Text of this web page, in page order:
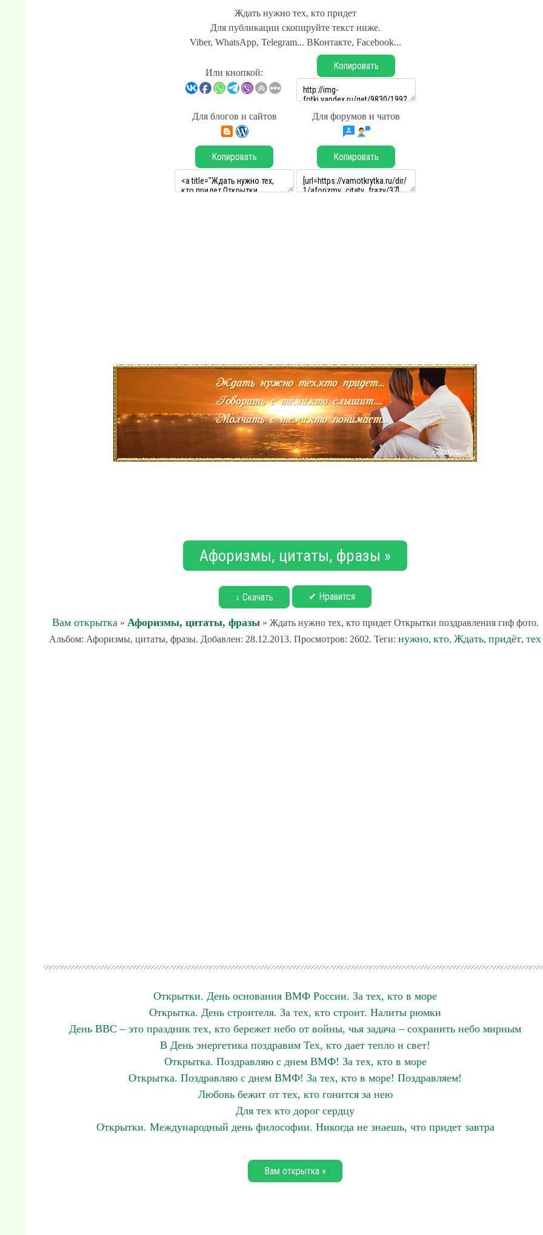
Ждать нужно тех, кто придет
Для публикации скопируйте текст ниже.
Viber, WhatsApp, Telegram... ВКонтакте, Facebook...
Или кнопкой:
Копировать
Для блогов и сайтов Для форумов и чатов
Копировать Копировать
Афоризмы, цитаты, фразы »
↓ Скачать ✔ Нравится
Вам открытка » Афоризмы, цитаты, фразы» Ждать нужно тех, кто придет Открытки поздравления гиф фото.
Альбом: Афоризмы, цитаты, фразы. Добавлен: 28.12.2013. Просмотров: 2602. Теги: нужно, кто, Ждать, придёт, тех
Открытки. День основания ВМФ России. За тех, кто в море
Открытка. День строителя. За тех, кто строит. Налиты рюмки
День ВВС – это праздник тех, кто бережет небо от войны, чья задача – сохранить небо мирным
В День энергетика поздравим Тех, кто дает тепло и свет!
Открытка. Поздравляю с днем ВМФ! За тех, кто в море
Открытка. Поздравляю с днем ВМФ! За тех, кто в море! Поздравляем!
Любовь бежит от тех, кто гонится за нею
Для тех кто дорог сердцу
Открытки. Международный день философии. Никогда не знаешь, что придет завтра
Вам открытка »